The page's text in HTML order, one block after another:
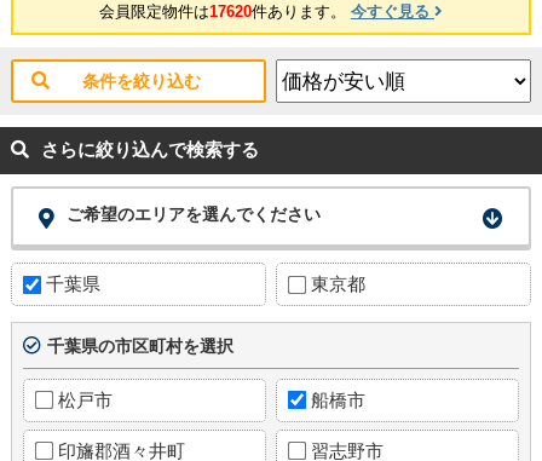
会員限定物件は17620件あります。 今すぐ見る
条件を絞り込む
さらに絞り込んで検索する
ご希望のエリアを選んでください
千葉県 東京都
千葉県の市区町村を選択
松戸市 船橋市
印旛郡酒々井町 習志野市